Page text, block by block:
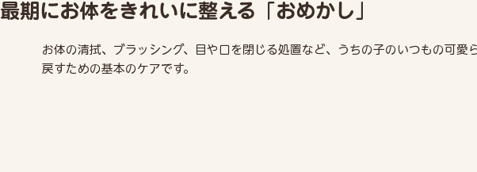
最期にお体をきれいに整える「おめかし」
お体の清拭、ブラッシング、目や口を閉じる処置など、うちの子のいつもの可愛
戻すための基本のケアです。